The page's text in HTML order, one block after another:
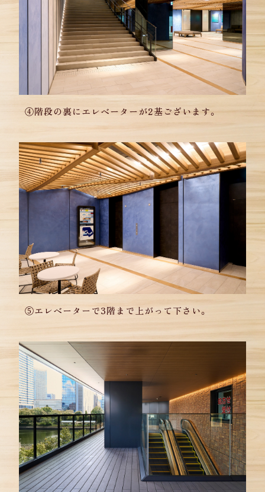
④階段の裏にエレベーターが2基ございます。
⑤エレベーターで3階まで上がって下さい。